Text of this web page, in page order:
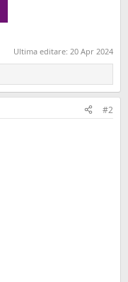
Ultima editare: 20 Apr 2024
#2